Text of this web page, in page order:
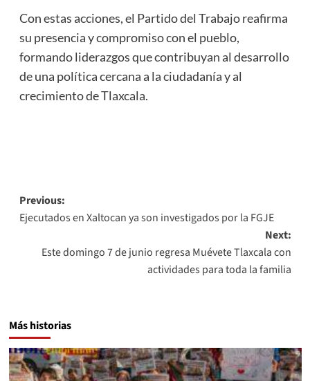
Con estas acciones, el Partido del Trabajo reafirma
su presencia y compromiso con el pueblo,
formando liderazgos que contribuyan al desarrollo
de una política cercana a la ciudadanía y al
crecimiento de Tlaxcala.
Post
navigation
Previous:
Ejecutados en Xaltocan ya son investigados por la FGJE
Next:
Este domingo 7 de junio regresa Muévete Tlaxcala con
actividades para toda la familia
Más historias